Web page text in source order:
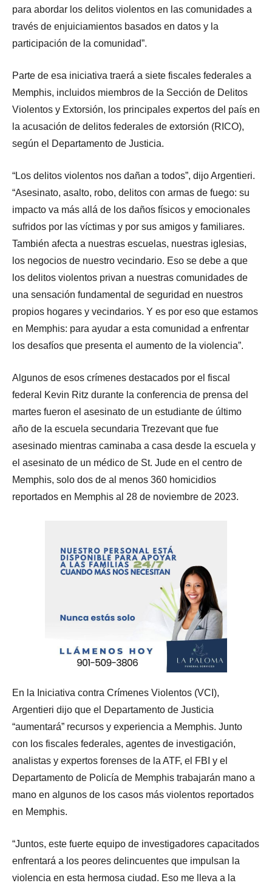
para abordar los delitos violentos en las comunidades a
través de enjuiciamientos basados en datos y la
participación de la comunidad”.
Parte de esa iniciativa traerá a siete fiscales federales a
Memphis, incluidos miembros de la Sección de Delitos
Violentos y Extorsión, los principales expertos del país en
la acusación de delitos federales de extorsión (RICO),
según el Departamento de Justicia.
“Los delitos violentos nos dañan a todos”, dijo Argentieri.
“Asesinato, asalto, robo, delitos con armas de fuego: su
impacto va más allá de los daños físicos y emocionales
sufridos por las víctimas y por sus amigos y familiares.
También afecta a nuestras escuelas, nuestras iglesias,
los negocios de nuestro vecindario. Eso se debe a que
los delitos violentos privan a nuestras comunidades de
una sensación fundamental de seguridad en nuestros
propios hogares y vecindarios. Y es por eso que estamos
en Memphis: para ayudar a esta comunidad a enfrentar
los desafíos que presenta el aumento de la violencia”.
Algunos de esos crímenes destacados por el fiscal
federal Kevin Ritz durante la conferencia de prensa del
martes fueron el asesinato de un estudiante de último
año de la escuela secundaria Trezevant que fue
asesinado mientras caminaba a casa desde la escuela y
el asesinato de un médico de St. Jude en el centro de
Memphis, solo dos de al menos 360 homicidios
reportados en Memphis al 28 de noviembre de 2023.
En la Iniciativa contra Crímenes Violentos (VCI),
Argentieri dijo que el Departamento de Justicia
“aumentará” recursos y experiencia a Memphis. Junto
con los fiscales federales, agentes de investigación,
analistas y expertos forenses de la ATF, el FBI y el
Departamento de Policía de Memphis trabajarán mano a
mano en algunos de los casos más violentos reportados
en Memphis.
“Juntos, este fuerte equipo de investigadores capacitados
enfrentará a los peores delincuentes que impulsan la
violencia en esta hermosa ciudad. Eso me lleva a la